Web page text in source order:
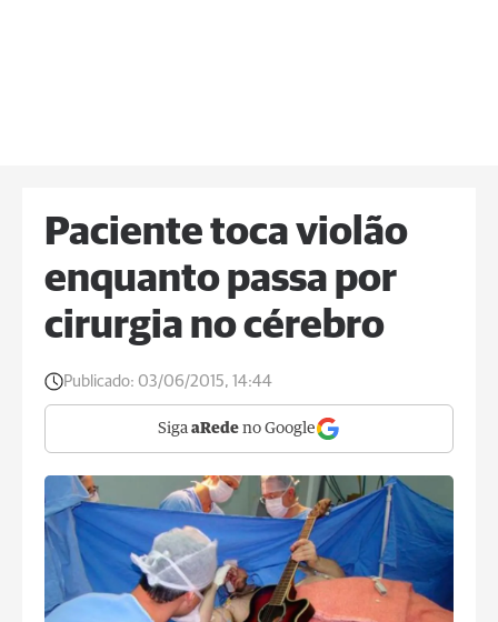
Paciente toca violão
enquanto passa por
cirurgia no cérebro
Publicado: 03/06/2015, 14:44
Siga aRede no Google